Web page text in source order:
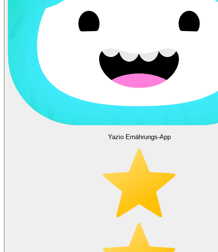
Yazio Ernährungs-App